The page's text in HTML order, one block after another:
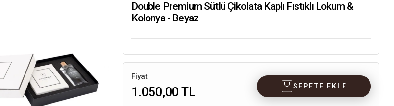
Double Premium Sütlü Çikolata Kaplı Fıstıklı Lokum &
Kolonya - Beyaz
Fiyat
1.050,00 TL SEPETE EKLE